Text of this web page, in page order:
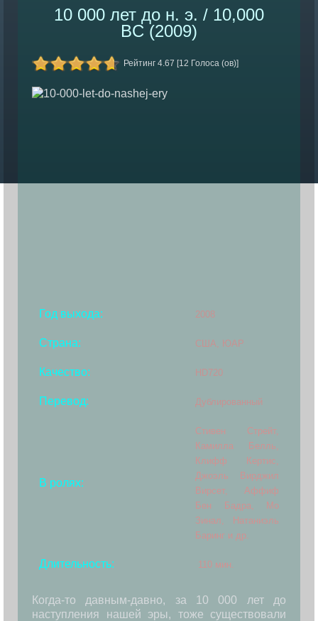
10 000 лет до н. э. / 10,000
BC (2009)
Рейтинг 4.67 [12 Голоса (ов)]
Год выхода: 2008
Страна: США, ЮАР
Качество: HD720
Перевод: Дублированный
В ролях:
Стивен Стрейт,
Камилла Белль,
Клифф Кертис,
Джоэль Вирджил
Вирсет, Аффиф
Бен Бадра, Мо
Зинал, Натаниэль
Баринг и др.
Длительность: 110 мин.
Когда-то давным-давно, за 10 000 лет до
наступления нашей эры, тоже существовали